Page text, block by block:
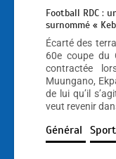
Football RDC :
surnommé «
Écarté des
60e coupe du
contractée
Muungano,
de lui qu’il
veut revenir
Général Sport